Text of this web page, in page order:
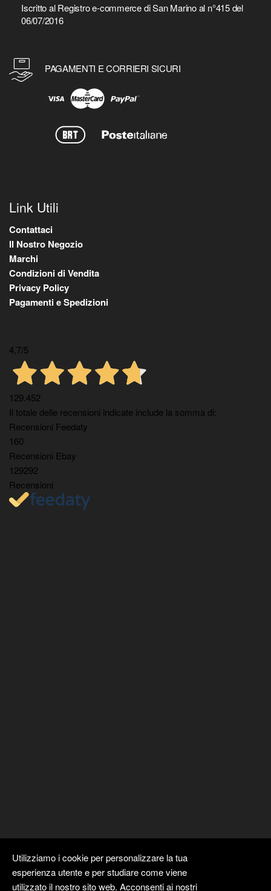
Iscritto al Registro e-commerce di San Marino al n°415 del
06/07/2016
PAGAMENTI E CORRIERI SICURI
Link Utili
Contattaci
Il Nostro Negozio
Marchi
Condizioni di Vendita
Privacy Policy
Pagamenti e Spedizioni
4,7/5
129.452
Il totale delle recensioni indicate include la somma di:
Recensioni Feedaty
160
Recensioni Ebay
129292
Recensioni
Utilizziamo i cookie per personalizzare la tua
esperienza utente e per studiare come viene
utilizzato il nostro sito web. Acconsenti ai nostri